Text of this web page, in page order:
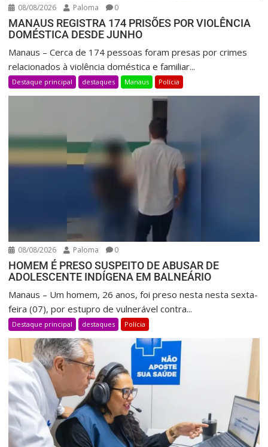
08/08/2026 Paloma 0
MANAUS REGISTRA 174 PRISÕES POR VIOLÊNCIA
DOMÉSTICA DESDE JUNHO
Manaus – Cerca de 174 pessoas foram presas por crimes
relacionados à violência doméstica e familiar...
Destaque principal destaques Manaus Polícia
08/08/2026 Paloma 0
HOMEM É PRESO SUSPEITO DE ABUSAR DE
ADOLESCENTE INDÍGENA EM BALNEÁRIO
Manaus – Um homem, 26 anos, foi preso nesta nesta sexta-
feira (07), por estupro de vulnerável contra...
Destaque principal destaques Polícia